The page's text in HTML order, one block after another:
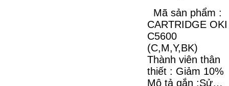
Mã sản phẩm :
CARTRIDGE OKI
C5600
(C,M,Y,BK)
Thành viên thân
thiết : Giảm 10%
Mô tả gắn :Sử…